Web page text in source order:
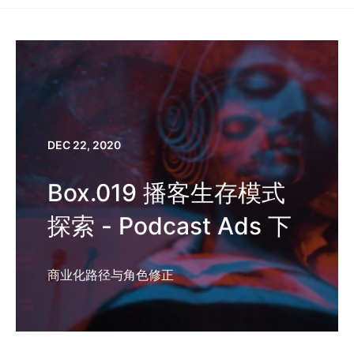
DEC 22, 2020
Box.019 播客生存模式
探索 - Podcast Ads 下
商业化路径与角色修正